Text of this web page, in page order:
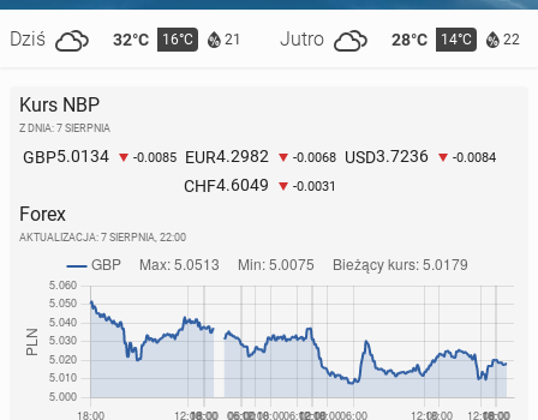
Dziś 32°C 16°C 21 Jutro 28°C 14°C 22
Kurs NBP
Z DNIA: 7 SIERPNIA
GBP5.0134 -0.0085 EUR4.2982 -0.0068 USD3.7236 -0.0084
CHF4.6049 -0.0031
Forex
AKTUALIZACJA: 7 SIERPNIA, 22:00